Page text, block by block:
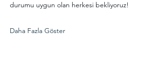
durumu uygun olan herkesi bekliyoruz!
Daha Fazla Göster